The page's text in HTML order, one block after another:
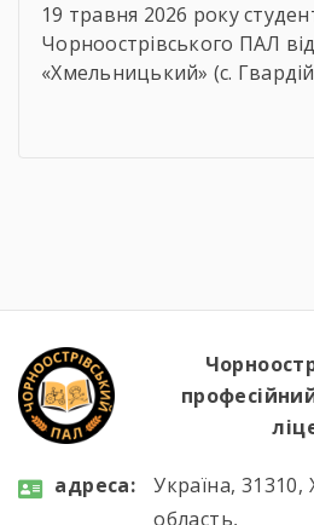
19 травня 2026 року
Чорноострівського ПАЛ
«Хмельницький» (с.
навчаються за
аграрним виробництвом.
зерносховище, машинно-
ферму великої рогатої […]
aдресa:
Україна,
область,